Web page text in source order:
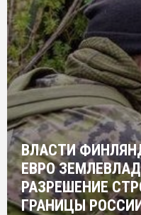
ВЛАСТИ
ЕВРО
РАЗРЕШЕНИЕ
ГРАНИЦЫ